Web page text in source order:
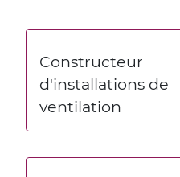
Constructeur
d'installations de
ventilation